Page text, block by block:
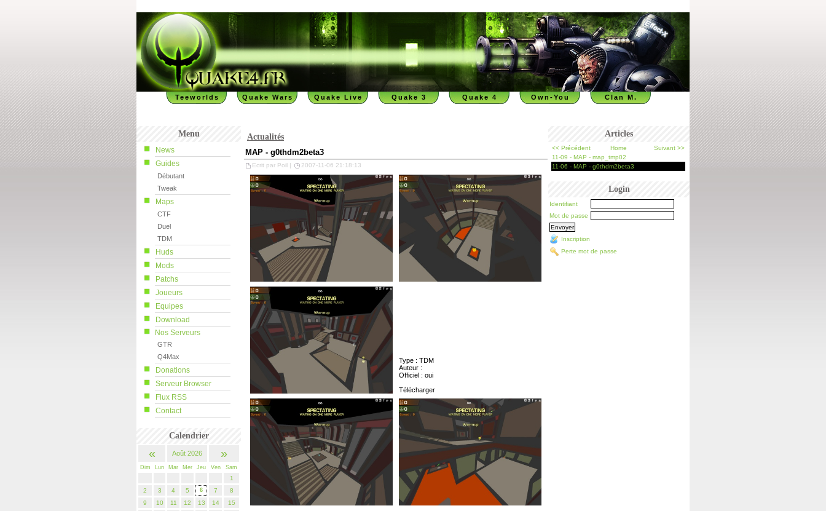
Clan M.
Own-You
Quake 4
Quake 3
Quake Live
Quake Wars
Teeworlds
Menu
News
Guides
Débutant
Tweak
Maps
CTF
Duel
TDM
Huds
Mods
Patchs
Joueurs
Equipes
Download
Nos Serveurs
GTR
Q4Max
Donations
Serveur Browser
Flux RSS
Contact
Calendrier
« Août 2026 »
Dim Lun Mar Mer Jeu Ven Sam
1
2
3 4 5 6 7
8
9
10 11 12 13 14
15
Articles
<< Précédent Home
Suivant >>
11-09 - MAP - map_tmp02
11-06 - MAP - g0thdm2beta3
Login
Identifiant
Mot de passe
Inscription
Perte mot de passe
Actualités
MAP - g0thdm2beta3
Ecrit par Poil | 2007-11-06 21:18:13
Type : TDM
Auteur :
Officiel : oui
Télécharger